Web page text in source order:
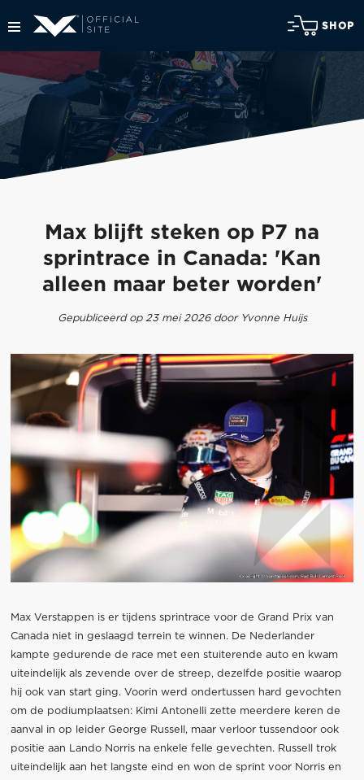
SHOP
Max blijft steken op P7 na
sprintrace in Canada: 'Kan
alleen maar beter worden'
Gepubliceerd op 23 mei 2026 door Yvonne Huijs
Max Verstappen is er tijdens sprintrace voor de Grand Prix van
Canada niet in geslaagd terrein te winnen. De Nederlander
kampte gedurende de race met een stuiterende auto en kwam
uiteindelijk als zevende over de streep, dezelfde positie waarop
hij ook van start ging. Voorin werd ondertussen hard gevochten
om de podiumplaatsen: Kimi Antonelli zette meerdere keren de
aanval in op leider George Russell, maar verloor tussendoor ook
positie aan Lando Norris na enkele felle gevechten. Russell trok
uiteindelijk aan het langste eind en won de sprint voor Norris en